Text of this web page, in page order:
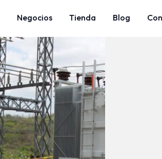
Negocios Tienda Blog